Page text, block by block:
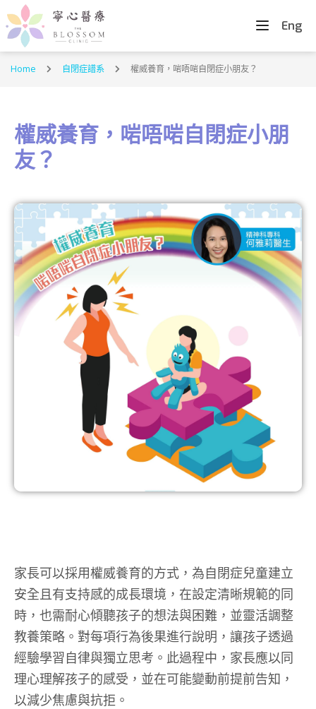
Eng
Home 自閉症譜系 權威養育，啱唔啱自閉症小朋友？
權威養育，啱唔啱自閉症小朋
友？
家長可以採用權威養育的方式，為自閉症兒童建立
安全且有支持感的成長環境，在設定清晰規範的同
時，也需耐心傾聽孩子的想法與困難，並靈活調整
教養策略。對每項行為後果進行說明，讓孩子透過
經驗學習自律與獨立思考。此過程中，家長應以同
理心理解孩子的感受，並在可能變動前提前告知，
以減少焦慮與抗拒。